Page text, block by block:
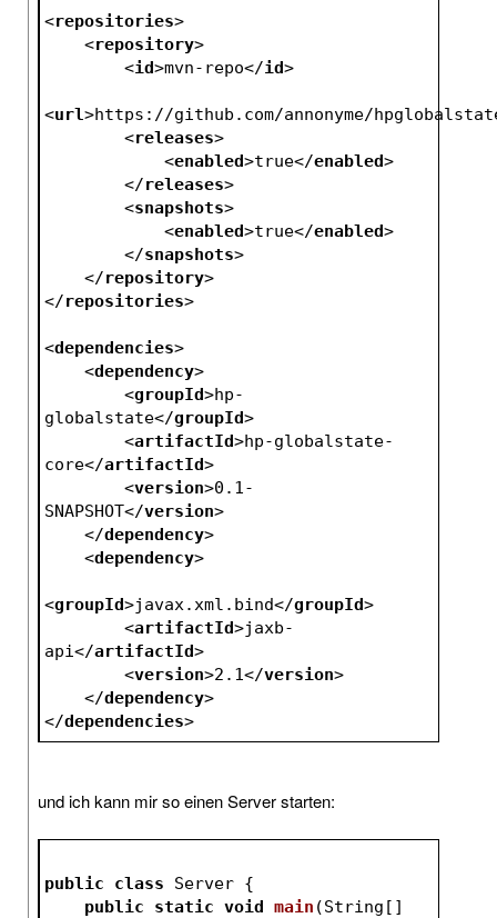
<repositories>
<repository>
<id>mvn-repo</id>
<url>https://github.com/annonyme/
<releases>
<enabled>true</enabled>
</releases>
<snapshots>
<enabled>true</enabled>
</snapshots>
</repository>
</repositories>
<dependencies>
<dependency>
<groupId>hp-
globalstate</groupId>
<artifactId>hp-globalstate-
core</artifactId>
<version>0.1-
SNAPSHOT</version>
</dependency>
<dependency>
<groupId>javax.xml.bind</groupId>
<artifactId>jaxb-
api</artifactId>
<version>2.1</version>
</dependency>
</dependencies>
und ich kann mir so einen Server starten:
public class Server {
public
static void main (String[]